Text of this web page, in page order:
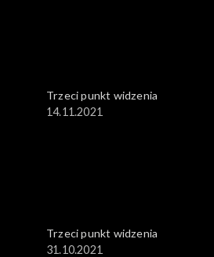
Trzeci punkt widzenia
14.11.2021
Trzeci punkt widzenia
31.10.2021